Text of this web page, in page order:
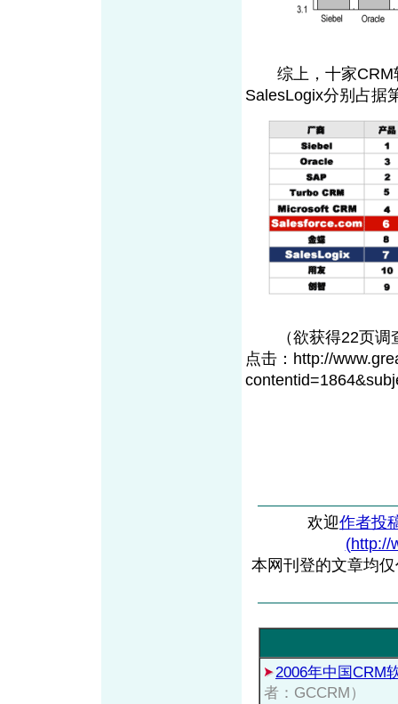
综上，十家CRM
SalesLogix分别占据
（欲获得22页调查
点击：http://
欢迎作者投
(http://
本网刊登的文章均
2006年中国CRM
者：GCCRM）